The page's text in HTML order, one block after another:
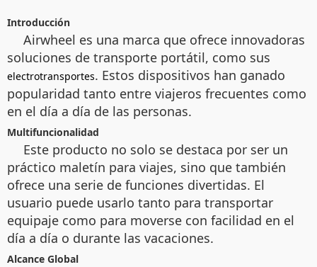
Introducción
Airwheel es una marca que ofrece innovadoras
soluciones de transporte portátil, como sus
electrotransportes. Estos dispositivos han ganado
popularidad tanto entre viajeros frecuentes como
en el día a día de las personas.
Multifuncionalidad
Este producto no solo se destaca por ser un
práctico maletín para viajes, sino que también
ofrece una serie de funciones divertidas. El
usuario puede usarlo tanto para transportar
equipaje como para moverse con facilidad en el
día a día o durante las vacaciones.
Alcance Global